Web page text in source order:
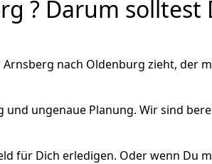
? Darum solltest
nach Oldenburg zieht, der
ungenaue Planung. Wir sind
für Dich erledigen. Oder wenn Du